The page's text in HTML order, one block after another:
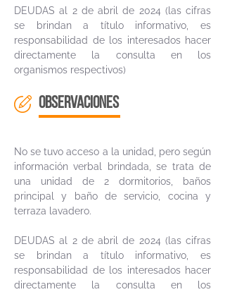
DEUDAS al 2 de abril de 2024 (las cifras
se brindan a título informativo, es
responsabilidad de los interesados hacer
directamente la consulta en los
organismos respectivos)
OBSERVACIONES
No se tuvo acceso a la unidad, pero según
información verbal brindada, se trata de
una unidad de 2 dormitorios, baños
principal y baño de servicio, cocina y
terraza lavadero.
DEUDAS al 2 de abril de 2024 (las cifras
se brindan a título informativo, es
responsabilidad de los interesados hacer
directamente la consulta en los